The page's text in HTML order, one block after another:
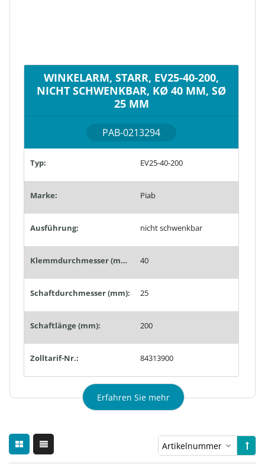
WINKELARM, STARR, EV25-40-200,
NICHT SCHWENKBAR, KØ 40 MM, SØ
25 MM
PAB-0213294
Typ: EV25-40-200
Marke: Piab
Ausführung: nicht schwenkbar
Klemmdurchmesser (mm): 40
Schaftdurchmesser (mm): 25
Schaftlänge (mm): 200
Zolltarif-Nr.: 84313900
Erfahren Sie mehr